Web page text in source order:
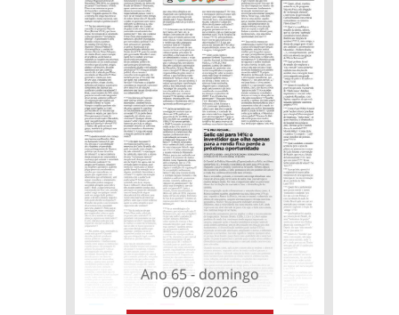
Ano 65 - domingo
09/08/2026